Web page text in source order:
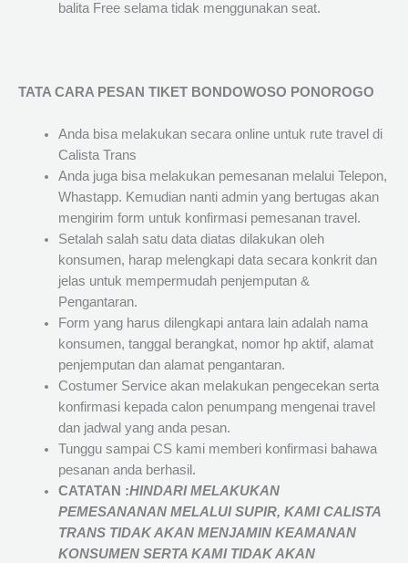
balita Free selama tidak menggunakan seat.
TATA CARA PESAN TIKET BONDOWOSO PONOROGO
Anda bisa melakukan secara online untuk rute travel di
Calista Trans
Anda juga bisa melakukan pemesanan melalui Telepon,
Whastapp. Kemudian nanti admin yang bertugas akan
mengirim form untuk konfirmasi pemesanan travel.
Setalah salah satu data diatas dilakukan oleh
konsumen, harap melengkapi data secara konkrit dan
jelas untuk mempermudah penjemputan &
Pengantaran.
Form yang harus dilengkapi antara lain adalah nama
konsumen, tanggal berangkat, nomor hp aktif, alamat
penjemputan dan alamat pengantaran.
Costumer Service akan melakukan pengecekan serta
konfirmasi kepada calon penumpang mengenai travel
dan jadwal yang anda pesan.
Tunggu sampai CS kami memberi konfirmasi bahawa
pesanan anda berhasil.
CATATAN :HINDARI MELAKUKAN
PEMESANANAN MELALUI SUPIR, KAMICALISTA
TRANSTIDAK AKAN MENJAMINKEAMANAN
KONSUMEN SERTA KAMI TIDAK AKAN